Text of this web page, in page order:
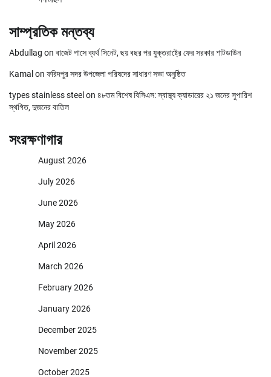
সাম্প্রতিক মন্তব্য
Abdullag on বাজেট পাসে ব্যর্থ সিনেট, ছয় বছর পর যুক্তরাষ্ট্রে ফের সরকার শাটডাউন
Kamal on ফরিদপুর সদর উপজেলা পরিষদের সাধারণ সভা অনুষ্ঠিত
types stainless steel on ৪৮তম বিশেষ বিসিএস: স্বাস্থ্য ক্যাডারের ২১ জনের সুপারিশ
স্থগিত, দুজনের বাতিল
সংরক্ষণাগার
August 2026
July 2026
June 2026
May 2026
April 2026
March 2026
February 2026
January 2026
December 2025
November 2025
October 2025